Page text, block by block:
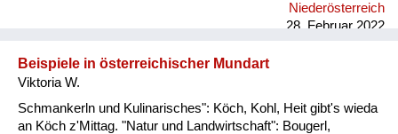
Niederösterreich
28. Februar 2022
Beispiele in österreichischer Mundart
Viktoria W.
Schmankerln und Kulinarisches": Köch, Kohl, Heit gibt's wieda
an Köch z'Mittag. "Natur und Landwirtschaft": Bougerl,